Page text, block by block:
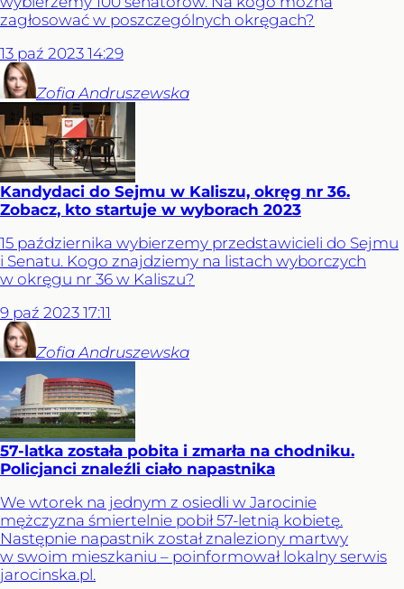
zagłosować w poszczególnych okręgach?
13 paź 2023 14:29
Zofia Andruszewska
Kandydaci do Sejmu w Kaliszu, okręg nr 36.
Zobacz, kto startuje w wyborach 2023
15 października wybierzemy przedstawicieli do Sejmu
i Senatu. Kogo znajdziemy na listach wyborczych
w okręgu nr 36 w Kaliszu?
9 paź 2023 17:11
Zofia Andruszewska
57-latka została pobita i zmarła na chodniku.
Policjanci znaleźli ciało napastnika
We wtorek na jednym z osiedli w Jarocinie
mężczyzna śmiertelnie pobił 57-letnią kobietę.
Następnie napastnik został znaleziony martwy
w swoim mieszkaniu – poinformował lokalny serwis
jarocinska.pl.